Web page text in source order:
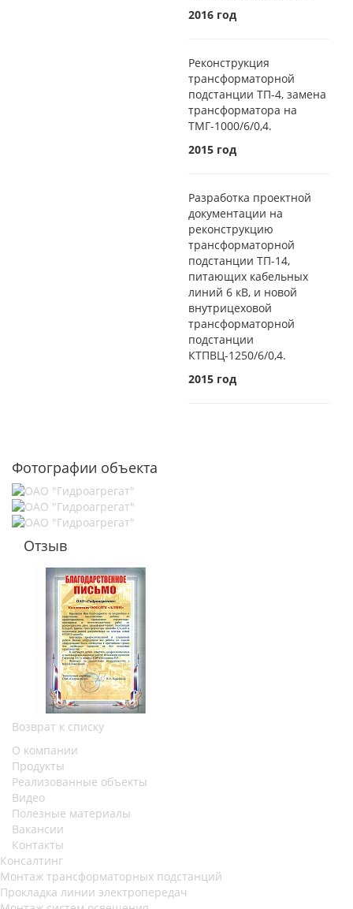
2016 год
Реконструкция
трансформаторной
подстанции ТП-4, замена
трансформатора на
ТМГ-1000/6/0,4.
2015 год
Разработка проектной
документации на
реконструкцию
трансформаторной
подстанции ТП-14,
питающих кабельных
линий 6 кВ, и новой
внутрицеховой
трансформаторной
подстанции
КТПВЦ-1250/6/0,4.
2015 год
Фотографии объекта
Отзыв
Возврат к списку
О компании
Продукты
Реализованные объекты
Видео
Полезные материалы
Вакансии
Контакты
Консалтинг
Монтаж трансформаторных подстанций
Прокладка линии электропередач